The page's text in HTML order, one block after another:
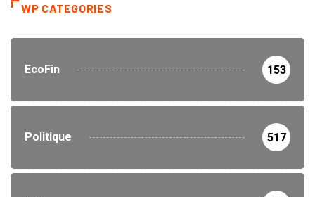
WP CATEGORIES
EcoFin 153
Politique 517